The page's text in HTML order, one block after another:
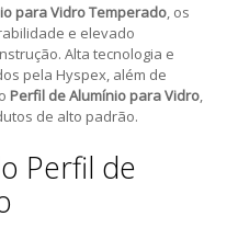
para Vidro Temperado, os
e elevado
Alta tecnologia e
pela Hyspex, além de
Perfil de Alumínio para Vidro,
de alto padrão.
Perfil de